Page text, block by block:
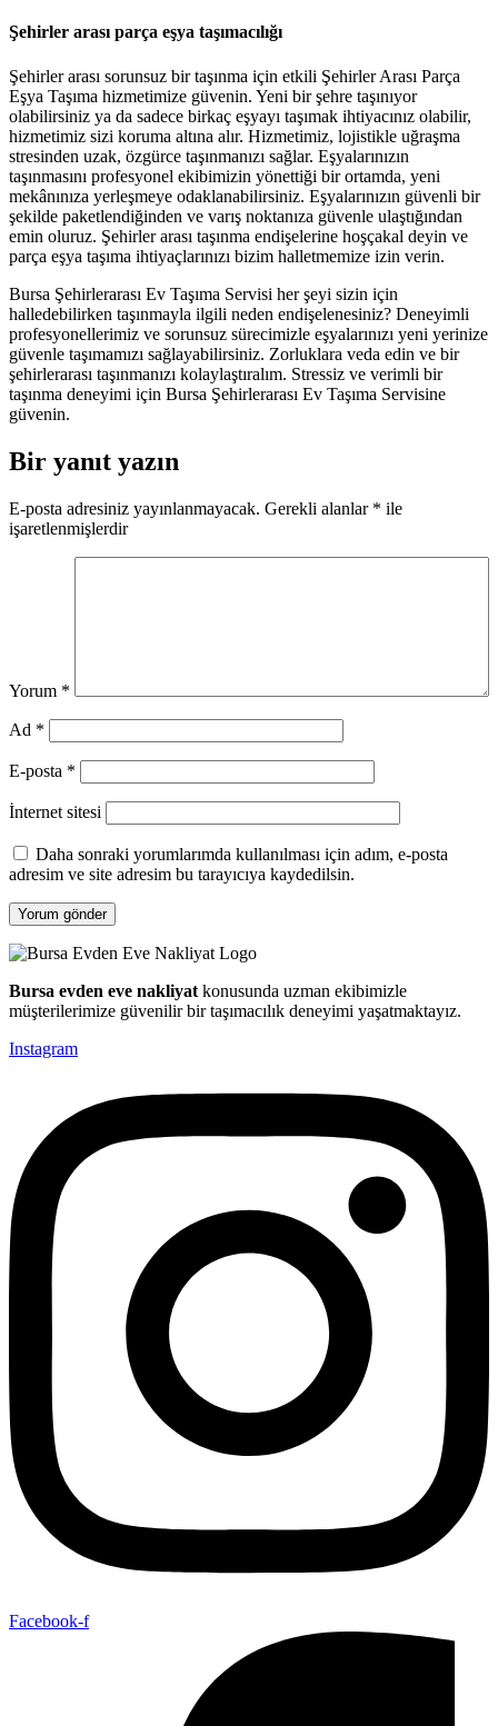
Şehirler arası parça eşya taşımacılığı
Şehirler arası sorunsuz bir taşınma için etkili Şehirler Arası Parça
Eşya Taşıma hizmetimize güvenin. Yeni bir şehre taşınıyor
olabilirsiniz ya da sadece birkaç eşyayı taşımak ihtiyacınız olabilir,
hizmetimiz sizi koruma altına alır. Hizmetimiz, lojistikle uğraşma
stresinden uzak, özgürce taşınmanızı sağlar. Eşyalarınızın
taşınmasını profesyonel ekibimizin yönettiği bir ortamda, yeni
mekânınıza yerleşmeye odaklanabilirsiniz. Eşyalarınızın güvenli bir
şekilde paketlendiğinden ve varış noktanıza güvenle ulaştığından
emin oluruz. Şehirler arası taşınma endişelerine hoşçakal deyin ve
parça eşya taşıma ihtiyaçlarınızı bizim halletmemize izin verin.
Bursa Şehirlerarası Ev Taşıma Servisi her şeyi sizin için
halledebilirken taşınmayla ilgili neden endişelenesiniz? Deneyimli
profesyonellerimiz ve sorunsuz sürecimizle eşyalarınızı yeni yerinize
güvenle taşımamızı sağlayabilirsiniz. Zorluklara veda edin ve bir
şehirlerarası taşınmanızı kolaylaştıralım. Stressiz ve verimli bir
taşınma deneyimi için Bursa Şehirlerarası Ev Taşıma Servisine
güvenin.
Bir yanıt yazın
E-posta adresiniz yayınlanmayacak. Gerekli alanlar * ile
işaretlenmişlerdir
Yorum *
Ad *
E-posta *
İnternet sitesi
Daha sonraki yorumlarımda kullanılması için adım, e-posta
adresim ve site adresim bu tarayıcıya kaydedilsin.
Bursa evden eve nakliyat konusunda uzman ekibimizle
müşterilerimize güvenilir bir taşımacılık deneyimi yaşatmaktayız.
Instagram
Facebook-f